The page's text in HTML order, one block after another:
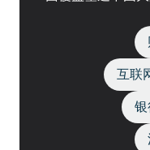
互联